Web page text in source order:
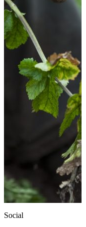
Social